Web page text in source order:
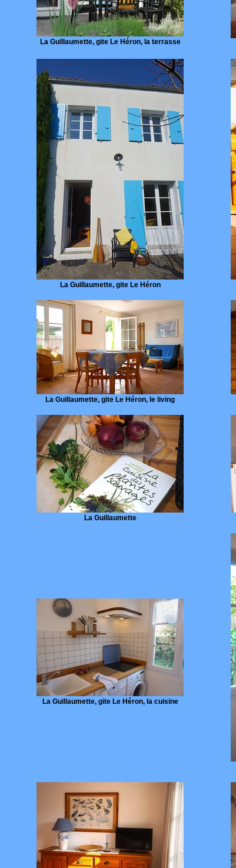
La Guillaumette, gite Le Héron, la terrasse
La Guillaumette, gite Le Héron
La Guillaumette, gite Le Héron, le living
La Guillaumette
La Guillaumette, gite Le Héron, la cuisine